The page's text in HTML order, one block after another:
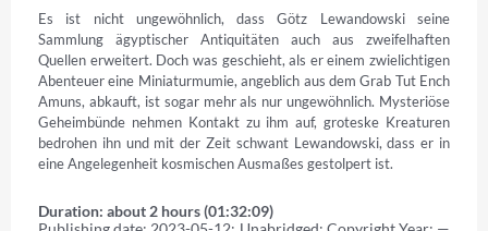
Es ist nicht ungewöhnlich, dass Götz Lewandowski seine
Sammlung ägyptischer Antiquitäten auch aus zweifelhaften
Quellen erweitert. Doch was geschieht, als er einem zwielichtigen
Abenteuer eine Miniaturmumie, angeblich aus dem Grab Tut Ench
Amuns, abkauft, ist sogar mehr als nur ungewöhnlich. Mysteriöse
Geheimbünde nehmen Kontakt zu ihm auf, groteske Kreaturen
bedrohen ihn und mit der Zeit schwant Lewandowski, dass er in
eine Angelegenheit kosmischen Ausmaßes gestolpert ist.
Duration: about 2 hours (01:32:09)